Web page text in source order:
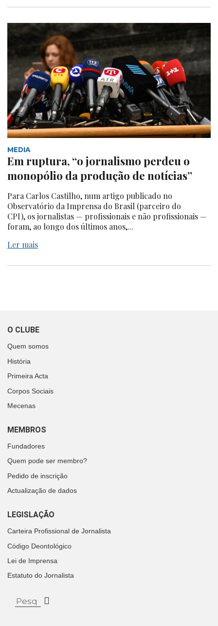
MEDIA
Em ruptura, “o jornalismo perdeu o
monopólio da produção de notícias”
Para Carlos Castilho, num artigo publicado no
Observatório da Imprensa do Brasil (parceiro do
CPI), os jornalistas — profissionais e não profissionais —
foram, ao longo dos últimos anos,...
Ler mais
O CLUBE
Quem somos
História
Primeira Acta
Corpos Sociais
Mecenas
MEMBROS
Fundadores
Quem pode ser membro?
Pedido de inscrição
Actualização de dados
LEGISLAÇÃO
Carteira Profissional de Jornalista
Código Deontológico
Lei de Imprensa
Estatuto do Jornalista